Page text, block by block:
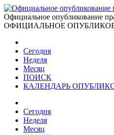
Официальное опубликование
ОФИЦИАЛЬНОЕ
Сегодня
Неделя
Месяц
ПОИСК
КАЛЕНДАРЬ
Сегодня
Неделя
Месяц